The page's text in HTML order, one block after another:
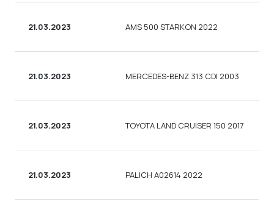
21.03.2023 AMS 500 STARKON 2022
21.03.2023 MERCEDES-BENZ 313 CDI 2003
21.03.2023 TOYOTA LAND CRUISER 150 2017
21.03.2023 PALICH A02614 2022